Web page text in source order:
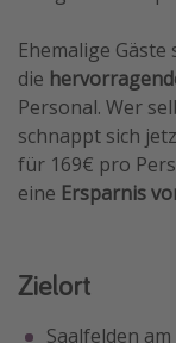
Ehemalige
die
Personal. Wer
schnappt sich
für 169€ pro
eine Ersparnis
Zielort
Saalfelden